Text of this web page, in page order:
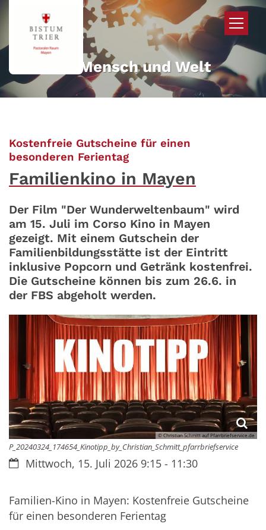
Zum Inhalt springen
Mehr für Mensch und Welt
Kostenfreie Gutscheine für einen
besonderen Ferientag:
Familienkino in Mayen
Der Film "Der Wunderweltenbaum" wird
am 15. Juli im Corso Kino in Mayen
gezeigt. Mit einem Gutschein der
Familienbildungsstätte ist der Eintritt
inklusive Popcorn und Getränk kostenfrei.
Die Gutscheine können bis zum 26.6. in
der FBS abgeholt werden.
© Christian Schmitt auf Pfarrbriefservice.de
P_20240324_174654_Kinotipp_by_Christian_Schmitt_pfarrbriefservice
Datum:Mittwoch, 15. Juli 2026 9:15 - 11:30
Familien-Kino in Mayen: Kostenfreie Gutscheine
für einen besonderen Ferientag